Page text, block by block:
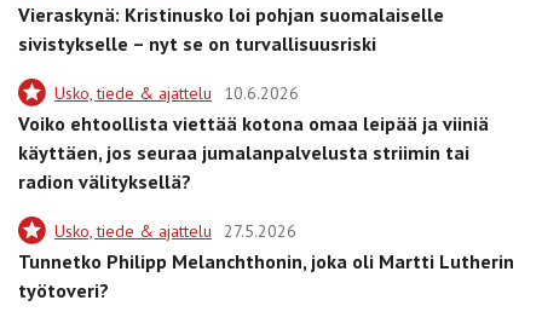
Vieraskynä: Kristinusko loi pohjan suomalaiselle
sivistykselle – nyt se on turvallisuusriski
Usko, tiede & ajattelu 10.6.2026
Voiko ehtoollista viettää kotona omaa leipää ja viiniä
käyttäen, jos seuraa jumalanpalvelusta striimin tai
radion välityksellä?
Usko, tiede & ajattelu 27.5.2026
Tunnetko Philipp Melanchthonin, joka oli Martti Lutherin
työtoveri?